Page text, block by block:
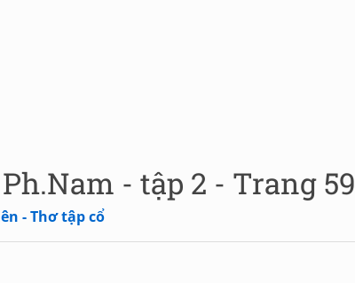
- tập 2 - Trang 59
- Thơ tập cổ